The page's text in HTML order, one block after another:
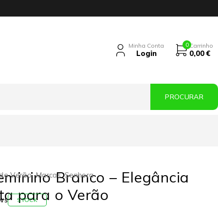
Minha Conta
Login
0Carrinho
0,00€
Verão,Marcas,Senhora
Branco – Elegância
para o Verão
STOCK